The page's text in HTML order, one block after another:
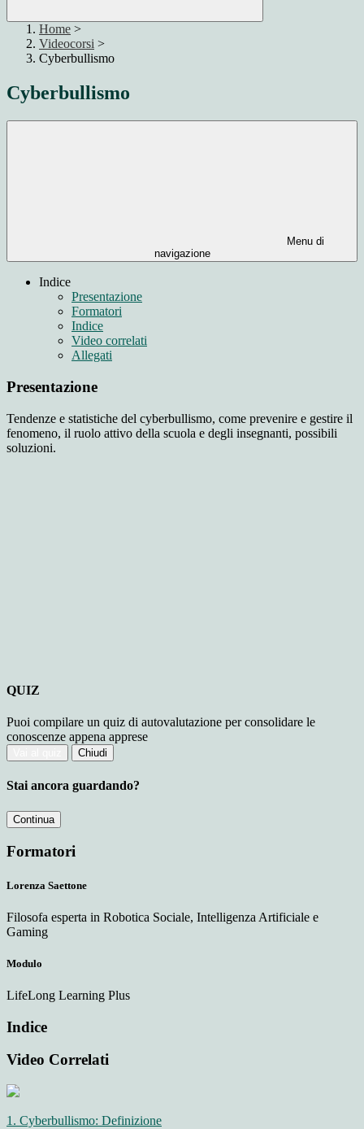
Home >
Videocorsi >
Cyberbullismo
Cyberbullismo
Menu di
navigazione
Indice
Presentazione
Formatori
Indice
Video correlati
Allegati
Presentazione
Tendenze e statistiche del cyberbullismo, come prevenire e gestire il
fenomeno, il ruolo attivo della scuola e degli insegnanti, possibili
soluzioni.
QUIZ
Puoi compilare un quiz di autovalutazione per consolidare le
conoscenze appena apprese
Chiudi
Stai ancora guardando?
Continua
Formatori
Lorenza Saettone
Filosofa esperta in Robotica Sociale, Intelligenza Artificiale e
Gaming
Modulo
LifeLong Learning Plus
Indice
Video Correlati
1. Cyberbullismo: Definizione